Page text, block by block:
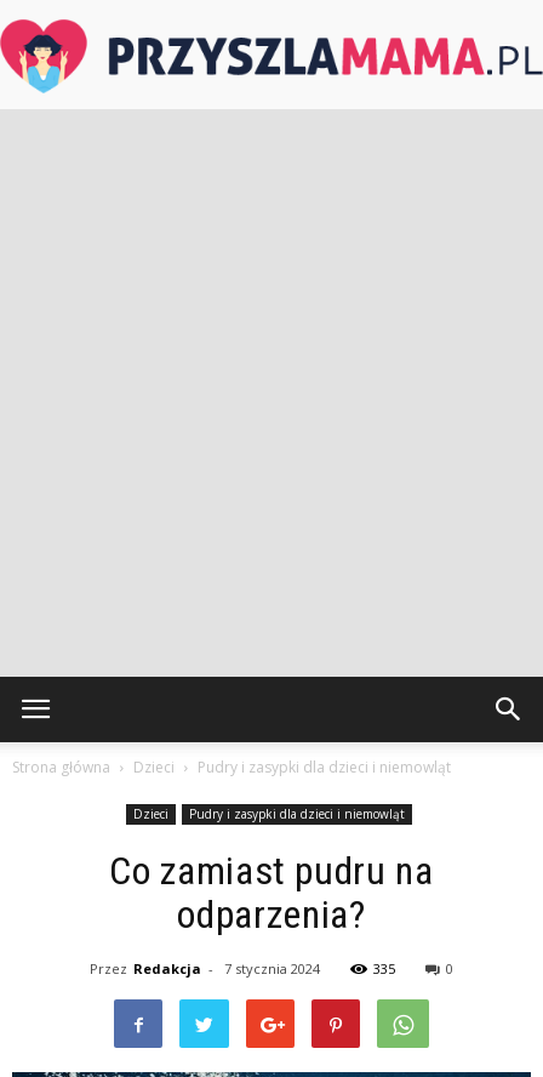
Strona główna Dzieci Pudry i zasypki dla dzieci i niemowląt
Dzieci Pudry i zasypki dla dzieci i niemowląt
Co zamiast pudru na
odparzenia?
Przez Redakcja - 7 stycznia 2024 335 0